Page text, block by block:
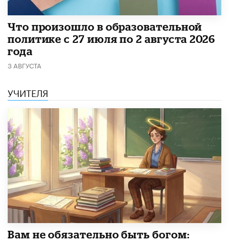
​Что произошло в образовательной
политике с 27 июля по 2 августа 2026
года
3 АВГУСТА
УЧИТЕЛЯ
​Вам не обязательно быть богом: